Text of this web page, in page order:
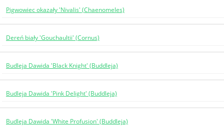
Pigwowiec okazały 'Nivalis' (Chaenomeles)
Dereń biały 'Gouchaultii' (Cornus)
Budleja Dawida 'Black Knight' (Buddleja)
Budleja Dawida 'Pink Delight' (Buddleja)
Budleja Dawida 'White Profusion' (Buddleja)